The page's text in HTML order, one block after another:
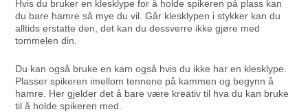
Hvis du bruker en klesklype for å holde spikeren på plass kan
du bare hamre så mye du vil. Går klesklypen i stykker kan du
alltids erstatte den, det kan du dessverre ikke gjøre med
tommelen din.
Du kan også bruke en kam også hvis du ikke har en klesklype.
Plasser spikeren imellom tennene på kammen og begynn å
hamre. Her gjelder det å bare være kreativ til hva du kan bruke
til å holde spikeren med.